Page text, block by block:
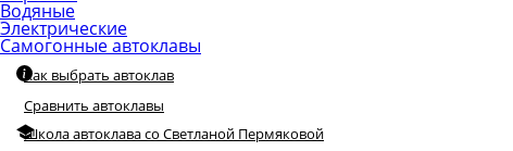
Водяные
Электрические
Самогонные автоклавы
Как выбрать автоклав
Сравнить автоклавы
Школа автоклава со Светланой Пермяковой